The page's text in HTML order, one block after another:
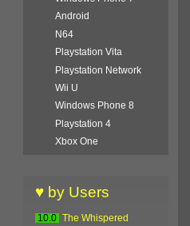
Android
N64
Playstation Vita
Playstation Network
Wii U
Windows Phone 8
Playstation 4
Xbox One
♥ by Users
10.0
The Whispered